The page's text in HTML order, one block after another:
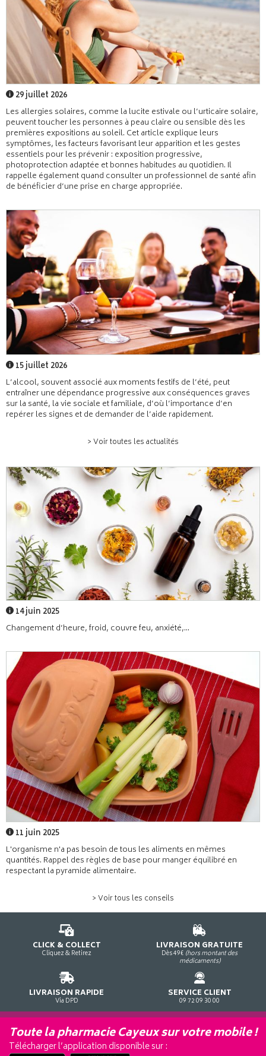
29 juillet 2026
Les allergies solaires, comme la lucite estivale ou l’urticaire solaire,
peuvent toucher les personnes à peau claire ou sensible dès les
premières expositions au soleil. Cet article explique leurs
symptômes, les facteurs favorisant leur apparition et les gestes
essentiels pour les prévenir : exposition progressive,
photoprotection adaptée et bonnes habitudes au quotidien. Il
rappelle également quand consulter un professionnel de santé afin
de bénéficier d’une prise en charge appropriée.
15 juillet 2026
L’alcool, souvent associé aux moments festifs de l’été, peut
entraîner une dépendance progressive aux conséquences graves
sur la santé, la vie sociale et familiale, d’où l’importance d’en
repérer les signes et de demander de l’aide rapidement.
> Voir toutes les actualités
14 juin 2025
Changement d’heure, froid, couvre feu, anxiété,...
11 juin 2025
L'organisme n'a pas besoin de tous les aliments en mêmes
quantités. Rappel des règles de base pour manger équilibré en
respectant la pyramide alimentaire.
> Voir tous les conseils
CLICK & COLLECT
Cliquez & Retirez
LIVRAISON GRATUITE
Dès 49€ (hors montant des
médicaments)
LIVRAISON RAPIDE
Via DPD
SERVICE CLIENT
09 72 09 30 00
Toute la pharmacie Cayeux sur votre mobile !
Télécharger l’application disponible sur :